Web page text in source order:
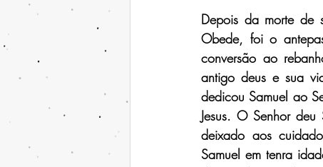
Depois da morte de
Obede, foi o
conversão ao
antigo deus e sua
dedicou Samuel ao
Jesus. O Senhor
deixado aos
Samuel em tenra